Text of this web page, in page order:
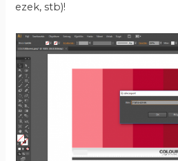
ezek, stb)!